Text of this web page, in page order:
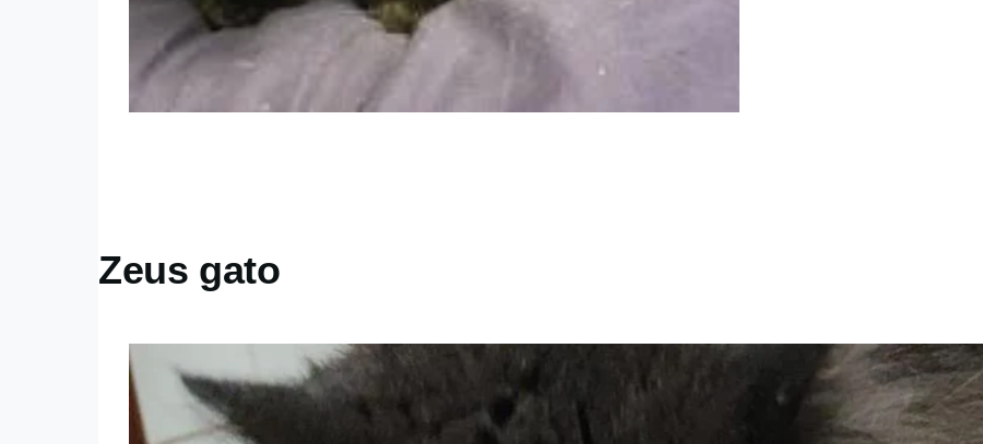
Zeus gato